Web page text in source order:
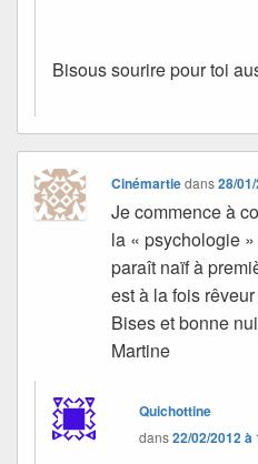
Bisous sourire pour toi
Cinémartiedans28/
Je commence à
la « psychologie
paraît naïf à
est à la fois
Bises et bonne
Martine
Quichottine
dans22/02/2012 à